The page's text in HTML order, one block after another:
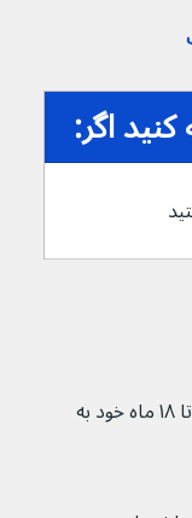
اگر:
لیکن پلان روی پوست معمولاً در عرض ۹ تا ۱۸ ماه خود به